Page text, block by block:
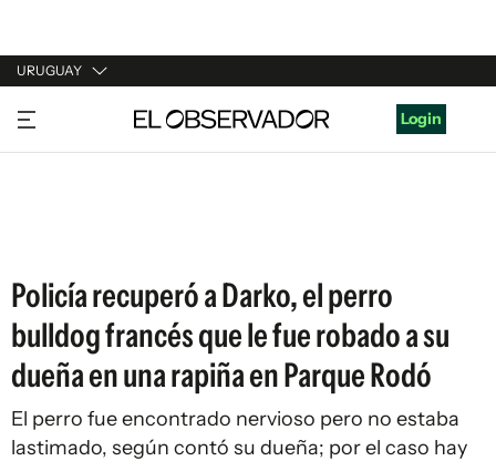
URUGUAY
URUGUAY
ARGENTINA
Login
Policía recuperó a Darko, el perro
bulldog francés que le fue robado a su
dueña en una rapiña en Parque Rodó
El perro fue encontrado nervioso pero no estaba
lastimado, según contó su dueña; por el caso hay